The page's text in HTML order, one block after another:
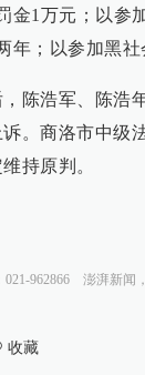
金1万元；以参
年；以参加黑
陈浩军、陈浩
。商洛市中级
持原判。
962866
澎湃新闻
收藏